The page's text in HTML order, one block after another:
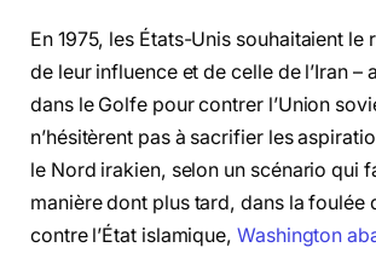
En 1975, les États-Unis souhaitaient le
de leur influence et de celle de l’Iran –
dans le Golfe pour contrer l’Union
n’hésitèrent pas à sacrifier les
le Nord irakien, selon un scénario qui
manière dont plus tard, dans la foulée
contre l’État islamique,Washington